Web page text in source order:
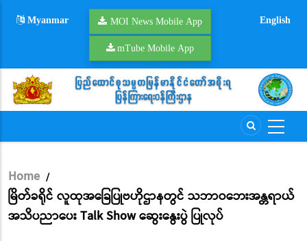
Myanmar MOI News Mobile App
mTube Mobile App
English
Breadcrumb
Home /
မြိတ်ခရိုင် လူထုအခြေပြုဗဟိုဌာနတွင် သဘာဝဘေးအန္တရာယ်
အသိပညာပေး Talk Show ဆွေးနွေးပွဲ ပြုလုပ်